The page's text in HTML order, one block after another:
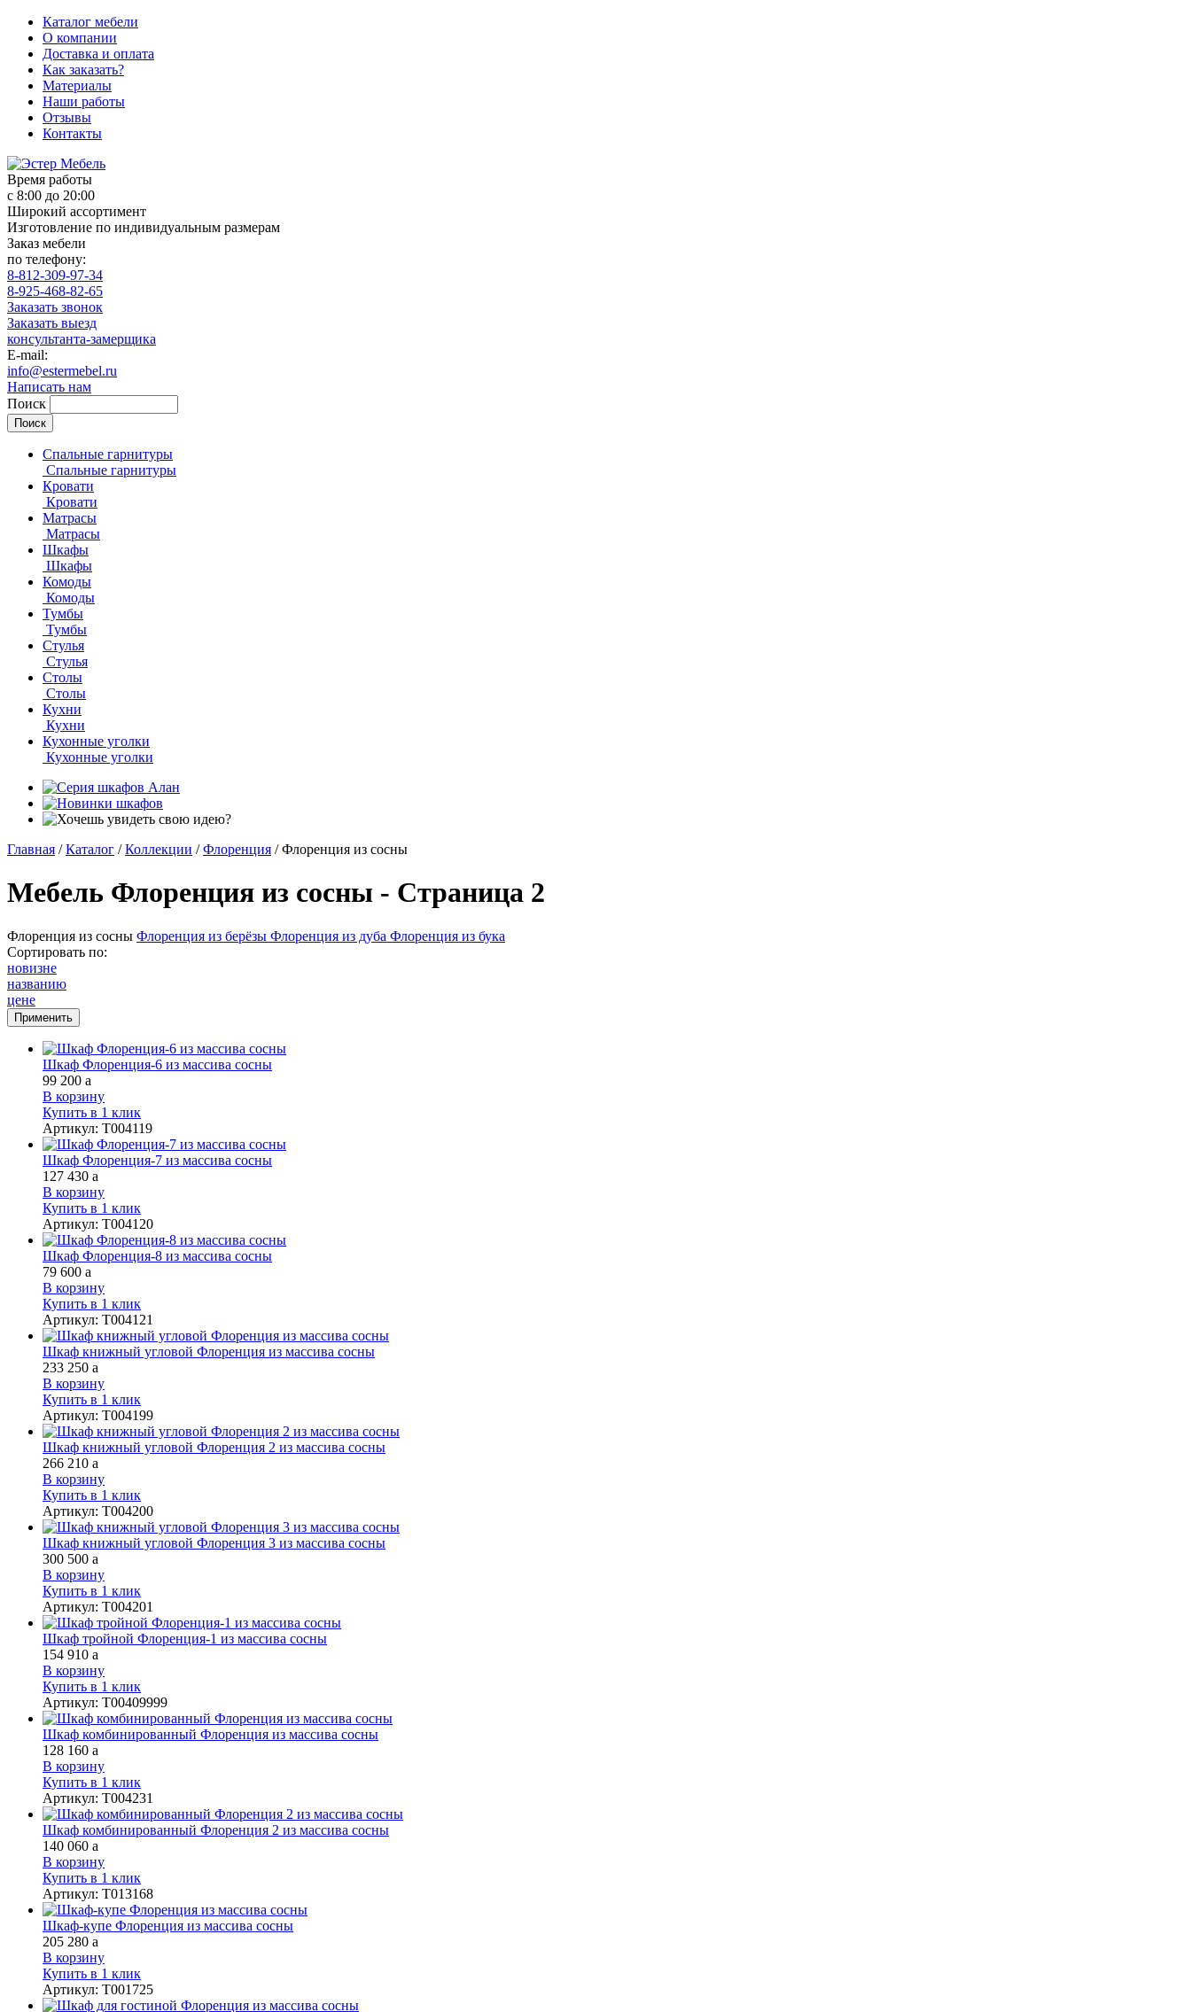
Каталог мебели
О компании
Доставка и оплата
Как заказать?
Материалы
Наши работы
Отзывы
Контакты
Время работы
с 8:00 до 20:00
Широкий ассортимент
Изготовление по индивидуальным размерам
Заказ мебели
по телефону:
8-812-309-97-34
8-925-468-82-65
Заказать звонок
Заказать выезд
консультанта-замерщика
E-mail:
info@estermebel.ru
Написать нам
Поиск
Спальные гарнитуры
Спальные гарнитуры
Кровати
Кровати
Матрасы
Матрасы
Шкафы
Шкафы
Комоды
Комоды
Тумбы
Тумбы
Стулья
Стулья
Столы
Столы
Кухни
Кухни
Кухонные уголки
Кухонные уголки
Главная / Каталог / Коллекции / Флоренция / Флоренция из сосны
Мебель Флоренция из сосны - Страница 2
Флоренция из сосны Флоренция из берёзы Флоренция из дуба Флоренция из бука
Сортировать по:
новизне
названию
цене
Шкаф Флоренция-6 из массива сосны
99 200 a
В корзину
Купить в 1 клик
Артикул: Т004119
Шкаф Флоренция-7 из массива сосны
127 430 a
В корзину
Купить в 1 клик
Артикул: Т004120
Шкаф Флоренция-8 из массива сосны
79 600 a
В корзину
Купить в 1 клик
Артикул: Т004121
Шкаф книжный угловой Флоренция из массива сосны
233 250 a
В корзину
Купить в 1 клик
Артикул: Т004199
Шкаф книжный угловой Флоренция 2 из массива сосны
266 210 a
В корзину
Купить в 1 клик
Артикул: Т004200
Шкаф книжный угловой Флоренция 3 из массива сосны
300 500 a
В корзину
Купить в 1 клик
Артикул: Т004201
Шкаф тройной Флоренция-1 из массива сосны
154 910 a
В корзину
Купить в 1 клик
Артикул: Т00409999
Шкаф комбинированный Флоренция из массива сосны
128 160 a
В корзину
Купить в 1 клик
Артикул: Т004231
Шкаф комбинированный Флоренция 2 из массива сосны
140 060 a
В корзину
Купить в 1 клик
Артикул: Т013168
Шкаф-купе Флоренция из массива сосны
205 280 a
В корзину
Купить в 1 клик
Артикул: Т001725